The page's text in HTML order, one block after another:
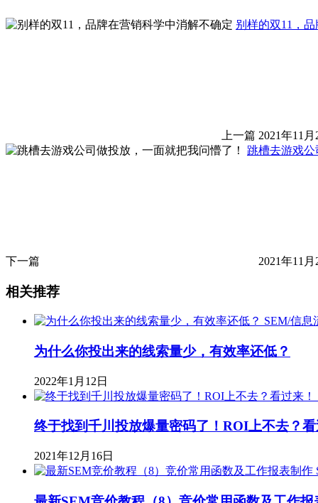
别样的双11，
上一篇 2021年11
跳槽去游戏公
下一篇 2021年11
相关推荐
SEM/信息
为什么你投出来的线索量少，有效率还低？
2022年1月12日
终于找到千川投放爆量密码了！ROI上不去？看
2021年12月16日